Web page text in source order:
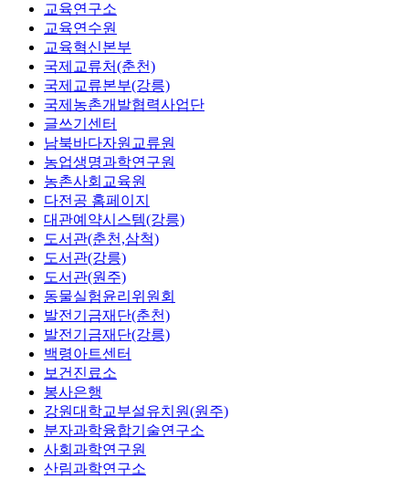
교육연구소
교육연수원
교육혁신본부
국제교류처(춘천)
국제교류본부(강릉)
국제농촌개발협력사업단
글쓰기센터
남북바다자원교류원
농업생명과학연구원
농촌사회교육원
다전공 홈페이지
대관예약시스템(강릉)
도서관(춘천,삼척)
도서관(강릉)
도서관(원주)
동물실험윤리위원회
발전기금재단(춘천)
발전기금재단(강릉)
백령아트센터
보건진료소
봉사은행
강원대학교부설유치원(원주)
분자과학융합기술연구소
사회과학연구원
산림과학연구소